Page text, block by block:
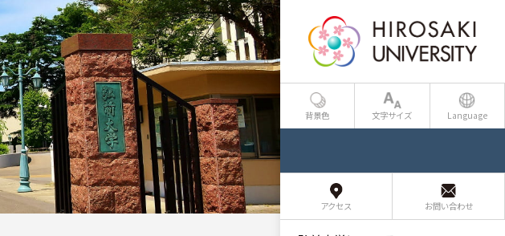
背景色 文字サイズ Language
アクセス お問い合わせ